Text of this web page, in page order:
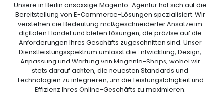
Unsere in Berlin ansässige Magento-Agentur hat sich auf die
Bereitstellung von E-Commerce-Lösungen spezialisiert. Wir
verstehen die Bedeutung maßgeschneiderter Ansätze im
digitalen Handel und bieten Lösungen, die präzise auf die
Anforderungen Ihres Geschäfts zugeschnitten sind. Unser
Dienstleistungsspektrum umfasst die Entwicklung, Design,
Anpassung und Wartung von Magento-Shops, wobei wir
stets darauf achten, die neuesten Standards und
Technologien zu integrieren, um die Leistungsfähigkeit und
Effizienz Ihres Online-Geschäfts zu maximieren.